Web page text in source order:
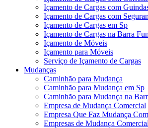
Içamento de Cargas com
Içamento de Cargas com
Içamento de Cargas em Sp
Içamento de Cargas na Barra
Içamento de Móveis
Içamento para Móveis
Serviço de Içamento de Cargas
Mudanças
Caminhão para Mudança
Caminhão para Mudança em Sp
Caminhão para Mudança na
Empresa de Mudança Comercial
Empresa Que Faz Mudança
Empresas de Mudança Comercial